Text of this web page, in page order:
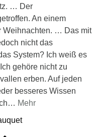
… Der
An einem
Weihnachten. … Das mit
nicht das
System? Ich weiß es
gehöre nicht zu
erben. Auf jeden
besseres Wissen
… Mehr